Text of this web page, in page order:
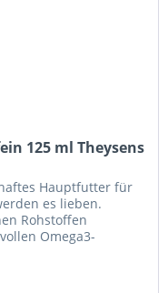
125 ml Theysens
Hauptfutter für
es lieben.
Rohstoffen
Omega3-